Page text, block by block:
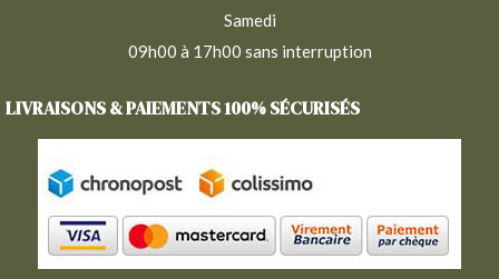
Samedi
09h00 à 17h00 sans interruption
LIVRAISONS & PAIEMENTS 100% SÉCURISÉS